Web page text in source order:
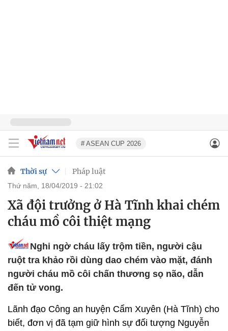
# ASEAN CUP 2026
Thời sự Pháp luật
thứ năm, 18/04/2019 - 21:02
Xã đội trưởng ở Hà Tĩnh khai chém
cháu mồ côi thiệt mạng
Nghi ngờ cháu lấy trộm tiền, người cậu
ruột tra khảo rồi dùng dao chém vào mặt, đánh
người cháu mồ côi chấn thương sọ não, dẫn
đến tử vong.
Lãnh đạo Công an huyện Cẩm Xuyên (Hà Tĩnh) cho
biết, đơn vị đã tạm giữ hình sự đối tượng Nguyễn